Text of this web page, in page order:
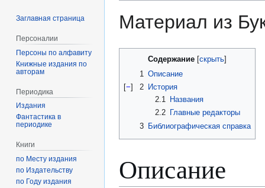
Материал из
Перейти
Перейти
Содержание
1 Описание
[−] 2
История
2.1
Названия
2.2 Главные редакторы
3 Библиографическая справка
Описание
Заглавная страница
Персоналии
Персоны по алфавиту
Книжные издания по
авторам
Периодика
Издания
Фантастика в
периодике
Книги
по Месту издания
по Издательству
по Году издания